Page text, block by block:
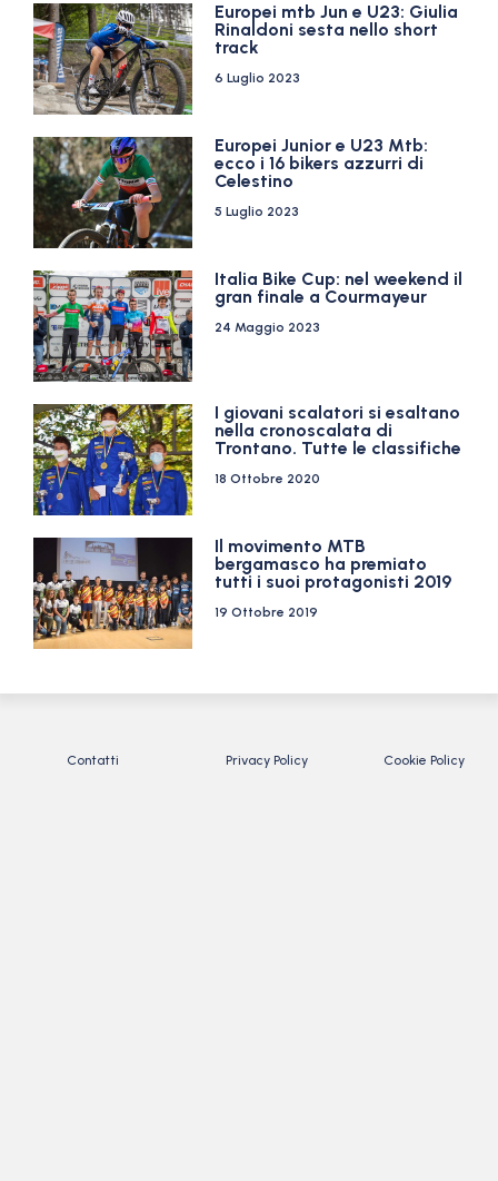
Europei mtb Jun e U23: Giulia
Rinaldoni sesta nello short
track
6 Luglio 2023
Europei Junior e U23 Mtb:
ecco i 16 bikers azzurri di
Celestino
5 Luglio 2023
Italia Bike Cup: nel weekend il
gran finale a Courmayeur
24 Maggio 2023
I giovani scalatori si esaltano
nella cronoscalata di
Trontano. Tutte le classifiche
18 Ottobre 2020
Il movimento MTB
bergamasco ha premiato
tutti i suoi protagonisti 2019
19 Ottobre 2019
Contatti Privacy Policy Cookie Policy